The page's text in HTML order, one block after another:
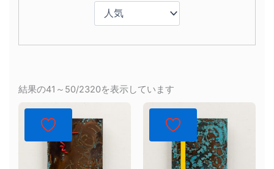
Sort Products
結果の41～50/2320を表示しています